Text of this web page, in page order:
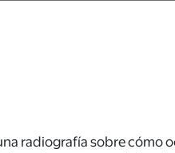
radiografía sobre cómo